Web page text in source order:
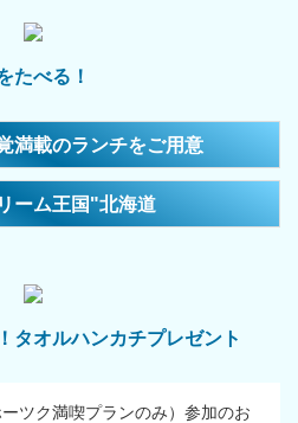
たべる！
満載のランチをご用意
ーム王国"北海道
タオルハンカチプレゼント
ツク満喫プランのみ）参加のお